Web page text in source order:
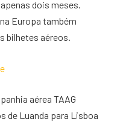
dois meses.
Europa também
bilhetes aéreos.
aérea TAAG
de Luanda para Lisboa